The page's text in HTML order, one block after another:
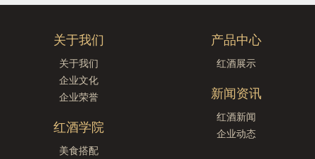
关于我们
关于我们
企业文化
企业荣誉
产品中心
红酒展示
新闻资讯
红酒新闻
企业动态
红酒学院
美食搭配